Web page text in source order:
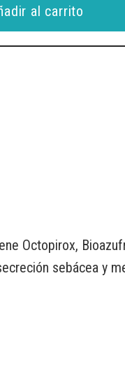
al carrito
Octopirox,
sebácea y